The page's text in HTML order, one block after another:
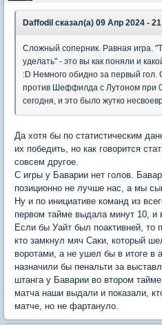
Daffodil сказал(а) 09 Апр 2024 -
Сложный соперник. Равная игра.
уделать" - это вы как поняли и
:D Немного обидно за первый гол.
против Шеффилда с Лутоном при
сегодня, и это было жутко
Да хотя бы по статистическим
их победить, но как говорится
совсем другое.
С игры у Баварии нет голов.
позиционно не лучше нас, а мы
Ну и по инициативе команд из
первом тайме выдала минут 10, и
Если бы Уайт был поактивней, то
кто замкнул мяч Саки, который
воротами, а не ушел бы в итоге в
назначили бы пенальти за
штанга у Баварии во втором
матча наши выдали и показали,
матче, но не фартануло.